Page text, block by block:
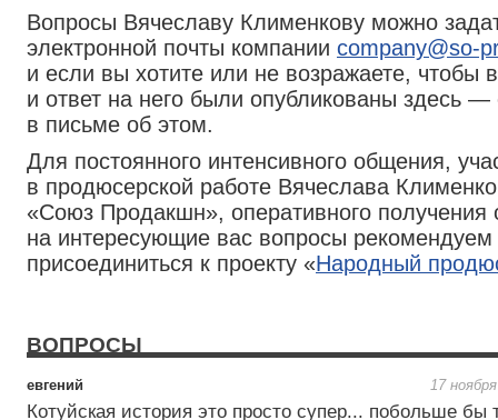
Вопросы Вячеславу Клименкову можно
электронной почты компании company@so-
и если вы хотите или не возражаете, чтобы
и ответ на него были опубликованы здесь
в письме об этом.
Для постоянного интенсивного общения,
в продюсерской работе Вячеслава
«Союз Продакшн», оперативного получения
на интересующие вас вопросы рекомендуем
присоединиться к проекту «Народный
ВОПРОСЫ
евгений 17
Котуйская история это просто супер... побольше бы